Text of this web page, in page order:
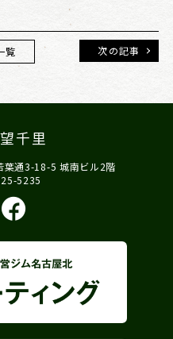
覧 次の記事
通3-18-5 城南ビル2階
5235